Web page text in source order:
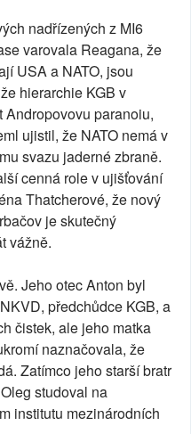
nadřízených z MI6
varovala Reagana, že
USA a NATO, jsou
hierarchie KGB v
Andropovovu paranoiu,
ujistil, že NATO nemá v
svazu jaderné zbraně.
cenná role v ujišťování
Thatcherové, že nový
je skutečný
vážně.
Jeho otec Anton byl
předchůdce KGB, a
čistek, ale jeho matka
naznačovala, že
Zatímco jeho starší bratr
studoval na
institutu mezinárodních